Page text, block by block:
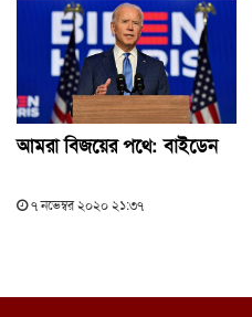
আমরা বিজয়ের পথে: বাইডেন
৭ নভেম্বর ২০২০ ২১:৩৭